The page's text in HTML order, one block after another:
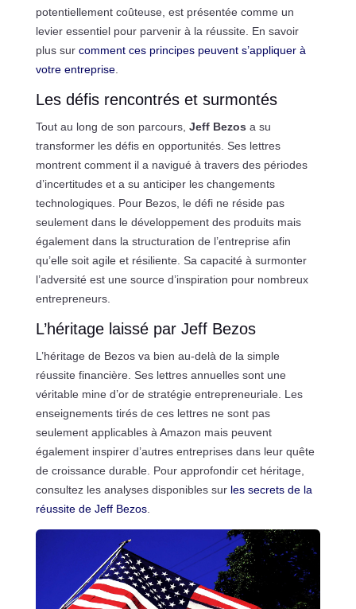
potentiellement coûteuse, est présentée comme un
levier essentiel pour parvenir à la réussite. En savoir
plus sur comment ces principes peuvent s’appliquer à
votre entreprise.
Les défis rencontrés et surmontés
Tout au long de son parcours, Jeff Bezos a su
transformer les défis en opportunités. Ses lettres
montrent comment il a navigué à travers des périodes
d’incertitudes et a su anticiper les changements
technologiques. Pour Bezos, le défi ne réside pas
seulement dans le développement des produits mais
également dans la structuration de l’entreprise afin
qu’elle soit agile et résiliente. Sa capacité à surmonter
l’adversité est une source d’inspiration pour nombreux
entrepreneurs.
L’héritage laissé par Jeff Bezos
L’héritage de Bezos va bien au-delà de la simple
réussite financière. Ses lettres annuelles sont une
véritable mine d’or de stratégie entrepreneuriale. Les
enseignements tirés de ces lettres ne sont pas
seulement applicables à Amazon mais peuvent
également inspirer d’autres entreprises dans leur quête
de croissance durable. Pour approfondir cet héritage,
consultez les analyses disponibles sur les secrets de la
réussite de Jeff Bezos.